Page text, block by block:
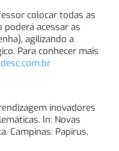
colocar todas as
acessar as
agilizando a
Para conhecer mais
inovadores
In: Novas
Campinas: Papirus,